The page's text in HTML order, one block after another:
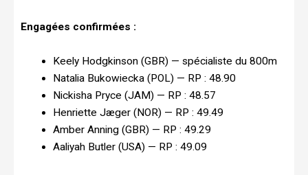
Engagées confirmées :
Keely Hodgkinson (GBR) — spécialiste du 800m
Natalia Bukowiecka (POL) — RP : 48.90
Nickisha Pryce (JAM) — RP : 48.57
Henriette Jæger (NOR) — RP : 49.49
Amber Anning (GBR) — RP : 49.29
Aaliyah Butler (USA) — RP : 49.09